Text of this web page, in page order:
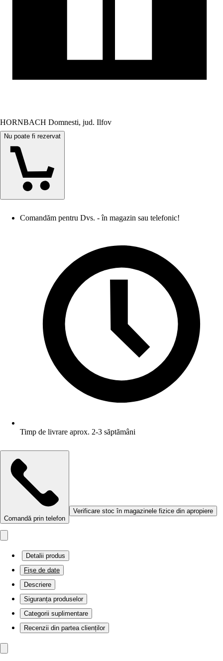
HORNBACH Domnesti, jud. Ilfov
Nu poate fi rezervat
Comandăm pentru Dvs. - în magazin sau telefonic!
Timp de livrare aprox. 2-3 săptămâni
Comandă prin telefon
Verificare stoc în magazinele fizice din apropiere
Detalii produs
Fișe de date
Descriere
Siguranța produselor
Categorii suplimentare
Recenzii din partea clienților